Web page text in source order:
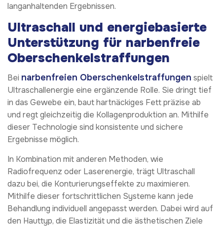
langanhaltenden Ergebnissen.
Ultraschall und energiebasierte
Unterstützung für narbenfreie
Oberschenkelstraffungen
Bei narbenfreien Oberschenkelstraffungen spielt
Ultraschallenergie eine ergänzende Rolle. Sie dringt tief
in das Gewebe ein, baut hartnäckiges Fett präzise ab
und regt gleichzeitig die Kollagenproduktion an. Mithilfe
dieser Technologie sind konsistente und sichere
Ergebnisse möglich.
In Kombination mit anderen Methoden, wie
Radiofrequenz oder Laserenergie, trägt Ultraschall
dazu bei, die Konturierungseffekte zu maximieren.
Mithilfe dieser fortschrittlichen Systeme kann jede
Behandlung individuell angepasst werden. Dabei wird auf
den Hauttyp, die Elastizität und die ästhetischen Ziele